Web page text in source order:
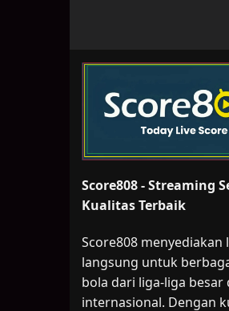
Score808 - Streaming
Kualitas Terbaik
Score808
langsung untuk
bola dari liga-liga
internasional. Dengan